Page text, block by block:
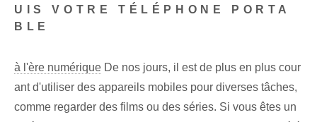
UIS VOTRE TÉLÉPHONE PORTA
BLE
à l'ère numérique De nos jours, il est de plus en plus cour
ant d'utiliser des appareils mobiles pour diverses tâches,
comme regarder des films ou des séries. Si vous êtes un